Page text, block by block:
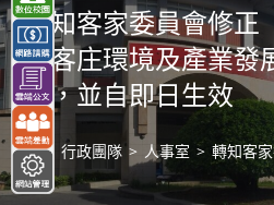
容 轉知客家委員會修正
塑客庄環境及產業發
點，並自即日生效
> 行政團隊 > 人事室 > 轉知客